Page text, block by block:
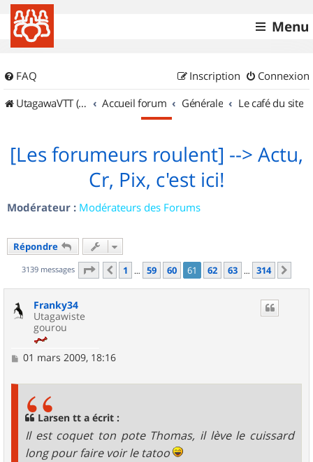
Menu
FAQ Connexion
Inscription
UtagawaVTT (Randos VTT et VTTAE avec traces GPS)
Accueil forum Générale Le café du site
[Les forumeurs roulent] --> Actu,
Cr, Pix, c'est ici!
Modérateur : Modérateurs des Forums
Répondre
3139 messages Page 61 sur314
Précédent
1 … 59 60 61 62 63 … 314
Franky34
Utagawiste
gourou
M
01 mars 2009, 18:16
Larsen tt a écrit :
Il est coquet ton pote Thomas, il lève le cuissard
long pour faire voir le tatoo